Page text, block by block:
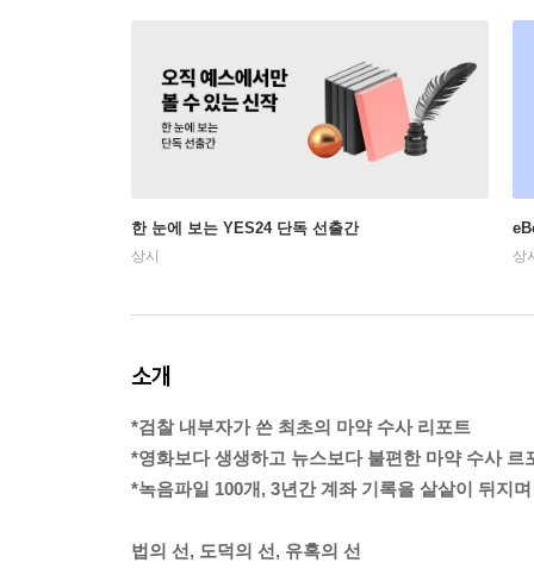
한 눈에 보는 YES24 단독 선출간
상시 상
소개
*검찰 내부자가 쓴 최초의 마약 수사 리포트
*영화보다 생생하고 뉴스보다 불편한 마약 수사 르
*녹음파일 100개, 3년간 계좌 기록을 샅샅이 뒤지
법의 선, 도덕의 선, 유혹의 선